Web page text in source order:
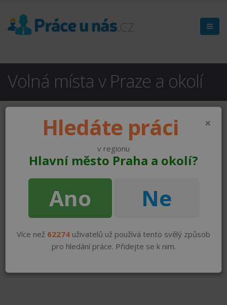
Volná místa v Praze a okolí
×
Hledáte práci
v regionu
Hlavní město Praha a okolí?
Ano Ne
Více než 62274 uživatelů už používá tento svělý způsob
pro hledání práce. Přidejte se k nim.